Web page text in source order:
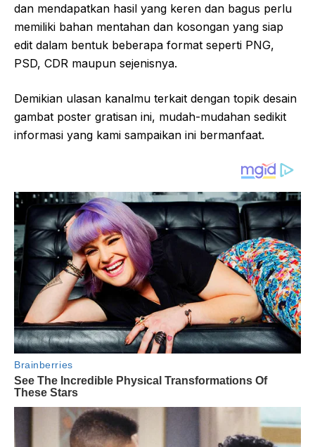
dan mendapatkan hasil yang keren dan bagus perlu
memiliki bahan mentahan dan kosongan yang siap
edit dalam bentuk beberapa format seperti PNG,
PSD, CDR maupun sejenisnya.
Demikian ulasan kanalmu terkait dengan topik desain
gambat poster gratisan ini, mudah-mudahan sedikit
informasi yang kami sampaikan ini bermanfaat.